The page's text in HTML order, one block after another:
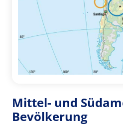
Mittel- und
Bevölkerung